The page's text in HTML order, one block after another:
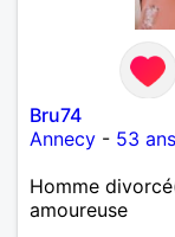
Bru74
Annecy - 53 ans
Homme
amoureuse